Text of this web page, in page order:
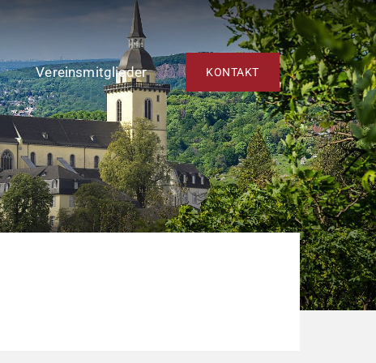
Vereinsmitglieder KONTAKT